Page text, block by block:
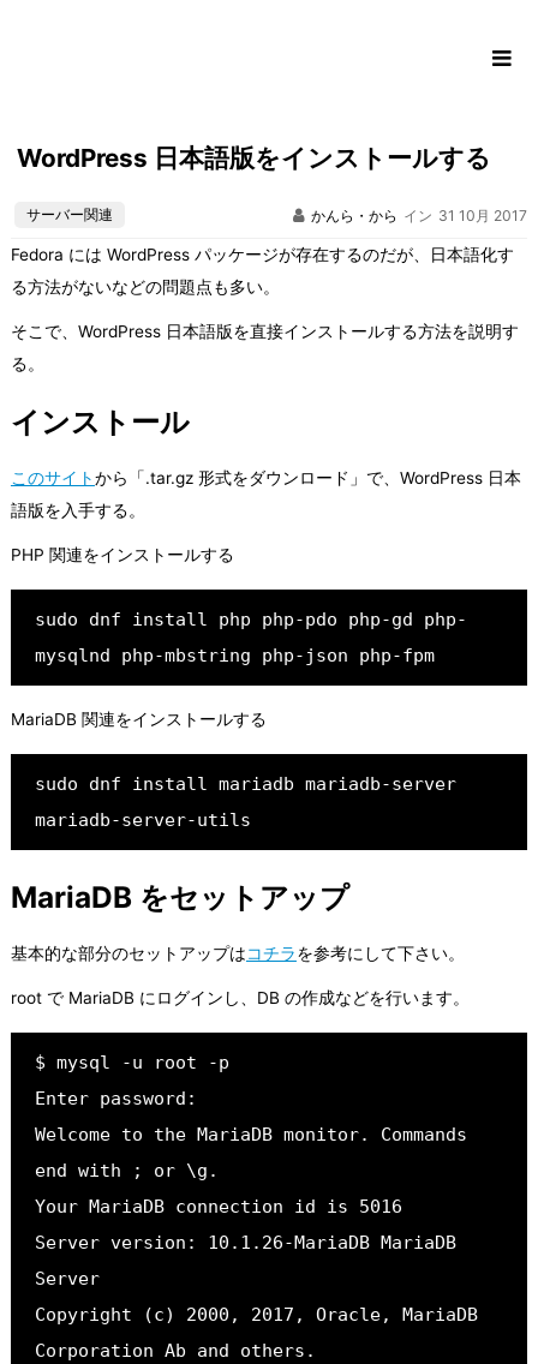
ッ
WordPress 日本語版をインストールする
サーバー関連 かんら・から イン 31 10月 2017
Fedora には WordPress パッケージが存在するのだが、日本語化す
る方法がないなどの問題点も多い。
そこで、WordPress 日本語版を直接インストールする方法を説明す
る。
インストール
このサイトから「.tar.gz 形式をダウンロード」で、WordPress 日本
語版を入手する。
PHP 関連をインストールする
sudo dnf install php php-pdo php-gd php-
mysqlnd php-mbstring php-json php-fpm
MariaDB 関連をインストールする
sudo dnf install mariadb mariadb-server
mariadb-server-utils
MariaDB をセットアップ
基本的な部分のセットアップはコチラを参考にして下さい。
root で MariaDB にログインし、DB の作成などを行います。
$ mysql -u root -p
Enter password:
Welcome to the MariaDB monitor. Commands
end with ; or \g.
Your MariaDB connection id is 5016
Server version: 10.1.26-MariaDB MariaDB
Server
Copyright (c) 2000, 2017, Oracle, MariaDB
Corporation Ab and others.